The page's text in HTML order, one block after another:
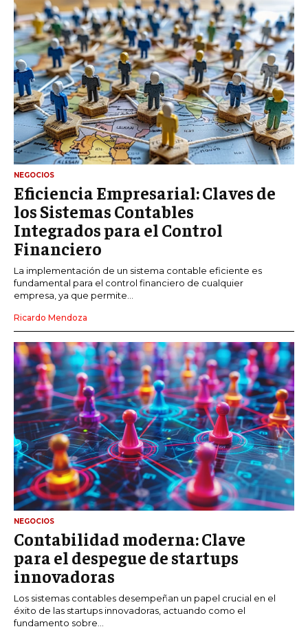
NEGOCIOS
Eficiencia Empresarial: Claves de
los Sistemas Contables
Integrados para el Control
Financiero
La implementación de un sistema contable eficiente es
fundamental para el control financiero de cualquier
empresa, ya que permite...
Ricardo Mendoza
NEGOCIOS
Contabilidad moderna: Clave
para el despegue de startups
innovadoras
Los sistemas contables desempeñan un papel crucial en el
éxito de las startups innovadoras, actuando como el
fundamento sobre...